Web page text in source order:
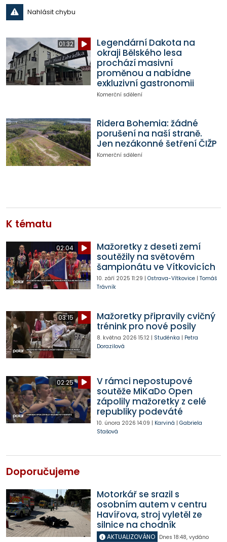
Nahlásit chybu
01:32
Legendární Dakota na
okraji Bělského lesa
prochází masivní
proměnou a nabídne
exkluzivní gastronomii
Komerční sdělení
Ridera Bohemia: žádné
porušení na naší straně.
Jen nezákonné šetření ČIŽP
Komerční sdělení
K tématu
02:04
Mažoretky z deseti zemí
soutěžily na světovém
šampionátu ve Vítkovicích
10. září 2025 11:29 | Ostrava-Vítkovice| Tomáš
Trávník
03:15
Mažoretky připravily cvičný
trénink pro nové posily
8. května 2026 15:12| Studénka | Petra
Dorazilová
02:25
V rámci nepostupové
soutěže MiKaDo Open
zápolily mažoretky z celé
republiky podeváté
10. února 2026 14:09 | Karviná | Gabriela
Stašová
Doporučujeme
Motorkář se srazil s
osobním autem v centru
Havířova, stroj vyletěl ze
silnice na chodník
AKTUALIZOVÁNO Dnes 18:48, vydáno